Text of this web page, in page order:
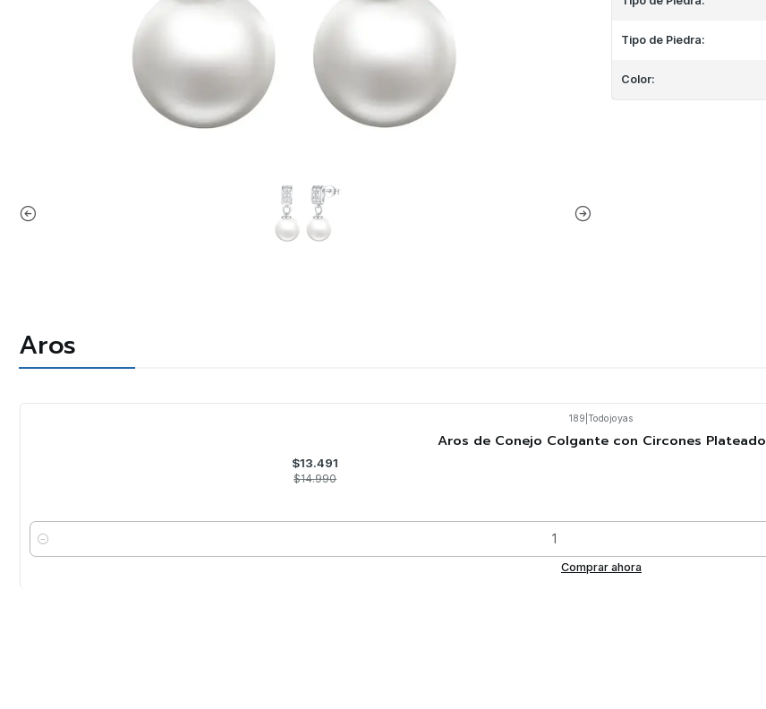
Tipo de Piedra:
Color:
Aros
189 Todojoyas
Aros de Conejo Colgante con Circones Plateado
$13.491
$14.990
Cantidad
Comprar ahora